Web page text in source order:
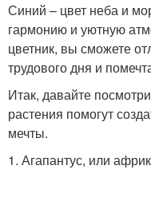
Синий – цвет неба и
гармонию и уютную
цветник, вы сможете
трудового дня и
Итак, давайте
растения помогут
мечты.
1. Агапантус, или